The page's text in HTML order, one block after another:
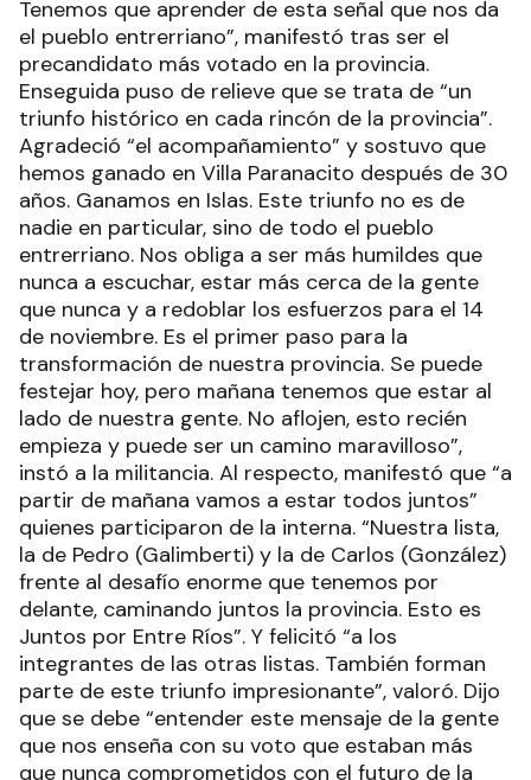
Tenemos que aprender de esta señal que nos da
el pueblo entrerriano”, manifestó tras ser el
precandidato más votado en la provincia.
Enseguida puso de relieve que se trata de “un
triunfo histórico en cada rincón de la provincia”.
Agradeció “el acompañamiento” y sostuvo que
hemos ganado en Villa Paranacito después de 30
años. Ganamos en Islas. Este triunfo no es de
nadie en particular, sino de todo el pueblo
entrerriano. Nos obliga a ser más humildes que
nunca a escuchar, estar más cerca de la gente
que nunca y a redoblar los esfuerzos para el 14
de noviembre. Es el primer paso para la
transformación de nuestra provincia. Se puede
festejar hoy, pero mañana tenemos que estar al
lado de nuestra gente. No aflojen, esto recién
empieza y puede ser un camino maravilloso”,
instó a la militancia. Al respecto, manifestó que “a
partir de mañana vamos a estar todos juntos”
quienes participaron de la interna. “Nuestra lista,
la de Pedro (Galimberti) y la de Carlos (González)
frente al desafío enorme que tenemos por
delante, caminando juntos la provincia. Esto es
Juntos por Entre Ríos”. Y felicitó “a los
integrantes de las otras listas. También forman
parte de este triunfo impresionante”, valoró. Dijo
que se debe “entender este mensaje de la gente
que nos enseña con su voto que estaban más
que nunca comprometidos con el futuro de la